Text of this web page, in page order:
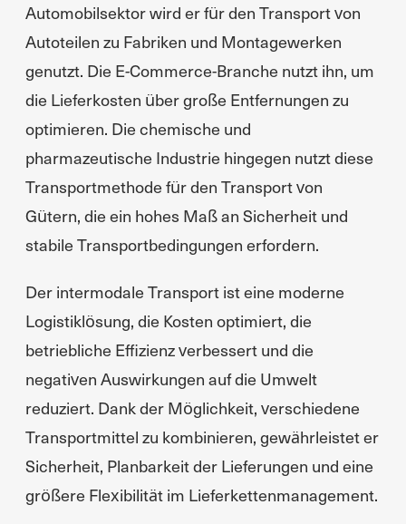
Automobilsektor wird er für den Transport von
Autoteilen zu Fabriken und Montagewerken
genutzt. Die E-Commerce-Branche nutzt ihn, um
die Lieferkosten über große Entfernungen zu
optimieren. Die chemische und
pharmazeutische Industrie hingegen nutzt diese
Transportmethode für den Transport von
Gütern, die ein hohes Maß an Sicherheit und
stabile Transportbedingungen erfordern.
Der intermodale Transport ist eine moderne
Logistiklösung, die Kosten optimiert, die
betriebliche Effizienz verbessert und die
negativen Auswirkungen auf die Umwelt
reduziert. Dank der Möglichkeit, verschiedene
Transportmittel zu kombinieren, gewährleistet er
Sicherheit, Planbarkeit der Lieferungen und eine
größere Flexibilität im Lieferkettenmanagement.